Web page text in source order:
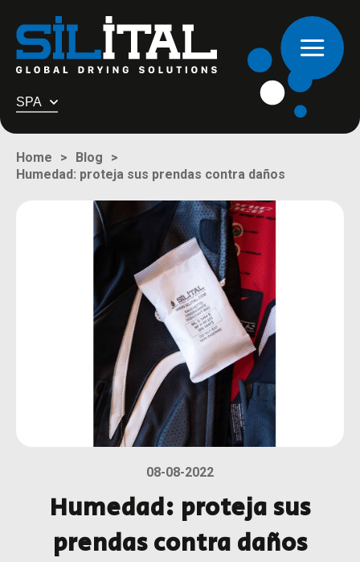
SPA
Home
Blog
Humedad: proteja sus prendas contra daños
08-08-2022
Humedad: proteja sus
prendas contra daños